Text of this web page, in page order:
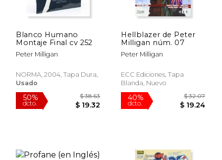
Blanco Humano
Montaje Final cv 252
Peter Milligan
NORMA, 2004, Tapa Dura,
Usado
Hellblazer de Peter
Milligan núm. 07
Peter Milligan
ECC Ediciones, Tapa
Blanda, Nuevo